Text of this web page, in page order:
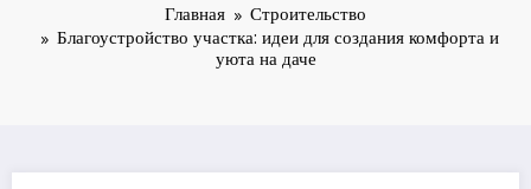
Главная
Строительство
Благоустройство участка: идеи для создания комфорта и
уюта на даче